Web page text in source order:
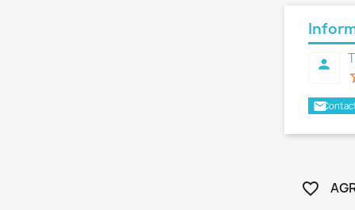
person
email
favorite_border